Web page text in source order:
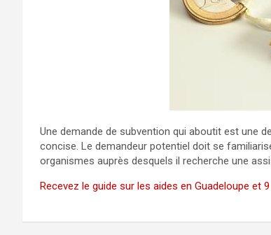
Une demande de subvention qui aboutit est une
concise. Le demandeur potentiel doit se
organismes auprès desquels il recherche une
Recevez le guide sur les aides en Guadeloupe et